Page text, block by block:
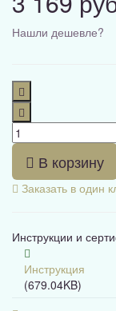
Нашли дешевле?
В корзину
Заказать в один
Инструкции и
Инструкция
(679.04KB)